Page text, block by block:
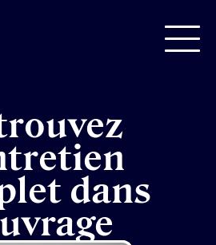
dans